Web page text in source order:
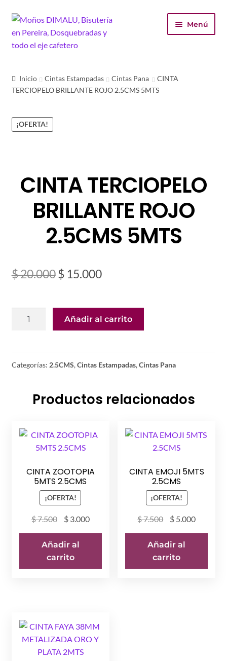
Ir
a
la
Ir
al
contenido
Menú
Tienda
Carrito
Inicio Cintas Estampadas Cintas Pana
CINTA
TERCIOPELO BRILLANTE ROJO 2.5CMS 5MTS
¡OFERTA!
CINTA TERCIOPELO
BRILLANTE ROJO
2.5CMS 5MTS
$20.000El
original
era:
$15.000El
actual
es:
CINTA
2.5CMS
Añadir al carrito
Categorías: 2.5CMS,Cintas Estampadas,Cintas Pana
Productos relacionados
CINTA ZOOTOPIA
5MTS 2.5CMS
¡OFERTA!
$7.500
El
original
era:
$ 7.500.
$3.000El
$ 3.000.
Añadir al
carrito
CINTA EMOJI 5MTS
2.5CMS
¡OFERTA!
$7.500
El
original
era:
$ 7.500.
$ 5.000El
$ 5.000.
Añadir al
carrito